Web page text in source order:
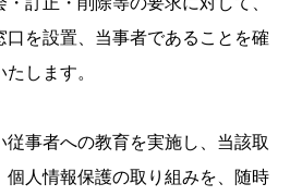
口を設置、当事者であることを確
します。
事者への教育を実施し、当該取
個人情報保護の取り組みを、随時